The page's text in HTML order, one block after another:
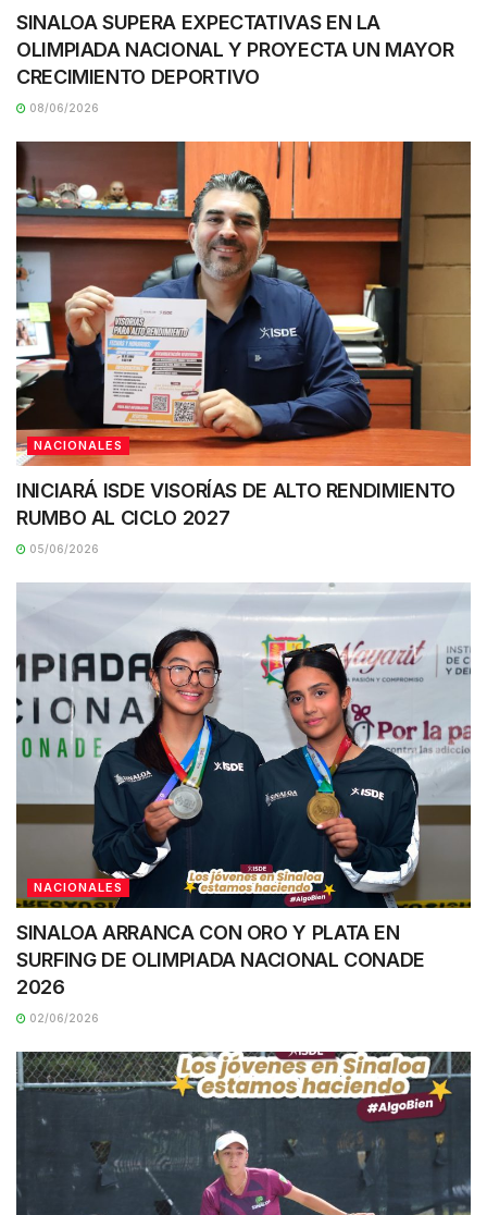
SINALOA SUPERA EXPECTATIVAS EN LA
OLIMPIADA NACIONAL Y PROYECTA UN MAYOR
CRECIMIENTO DEPORTIVO
08/06/2026
NACIONALES
INICIARÁ ISDE VISORÍAS DE ALTO RENDIMIENTO
RUMBO AL CICLO 2027
05/06/2026
NACIONALES
SINALOA ARRANCA CON ORO Y PLATA EN
SURFING DE OLIMPIADA NACIONAL CONADE
2026
02/06/2026